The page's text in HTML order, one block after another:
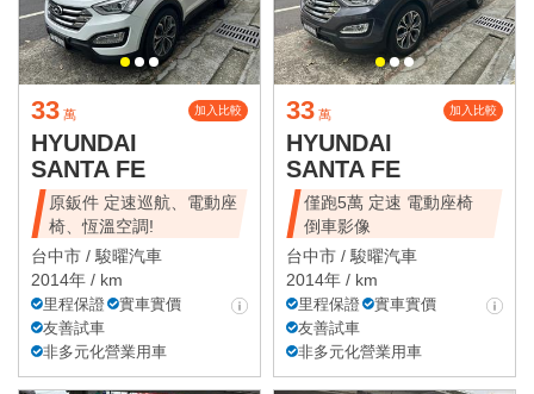
33 萬 加入比較
HYUNDAI
SANTA FE
原鈑件 定速巡航、電動座
椅、恆溫空調!
台中市 / 駿曜汽車
2014年 / km
里程保證
實車實價
友善試車
非多元化營業用車
33 萬 加入比較
HYUNDAI
SANTA FE
僅跑5萬 定速 電動座椅
倒車影像
台中市 / 駿曜汽車
2014年 / km
里程保證
實車實價
友善試車
非多元化營業用車